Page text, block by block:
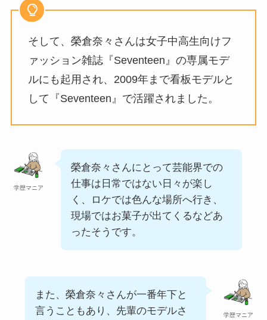
そして、榮倉奈々さんは女子中高生向けフ
ァッション雑誌『Seventeen』の専属モデ
ルにも起用され、2009年まで看板モデルと
して『Seventeen』で活躍されました。
学歴マニア
榮倉奈々さんにとって芸能界での
仕事は日常ではない日々が楽し
く、ロケでは色んな場所へ行き、
現場ではお菓子が出てくるなどあ
ったそうです。
学歴マニア
また、榮倉奈々さんが一番年下と
言うこともあり、先輩のモデルさ